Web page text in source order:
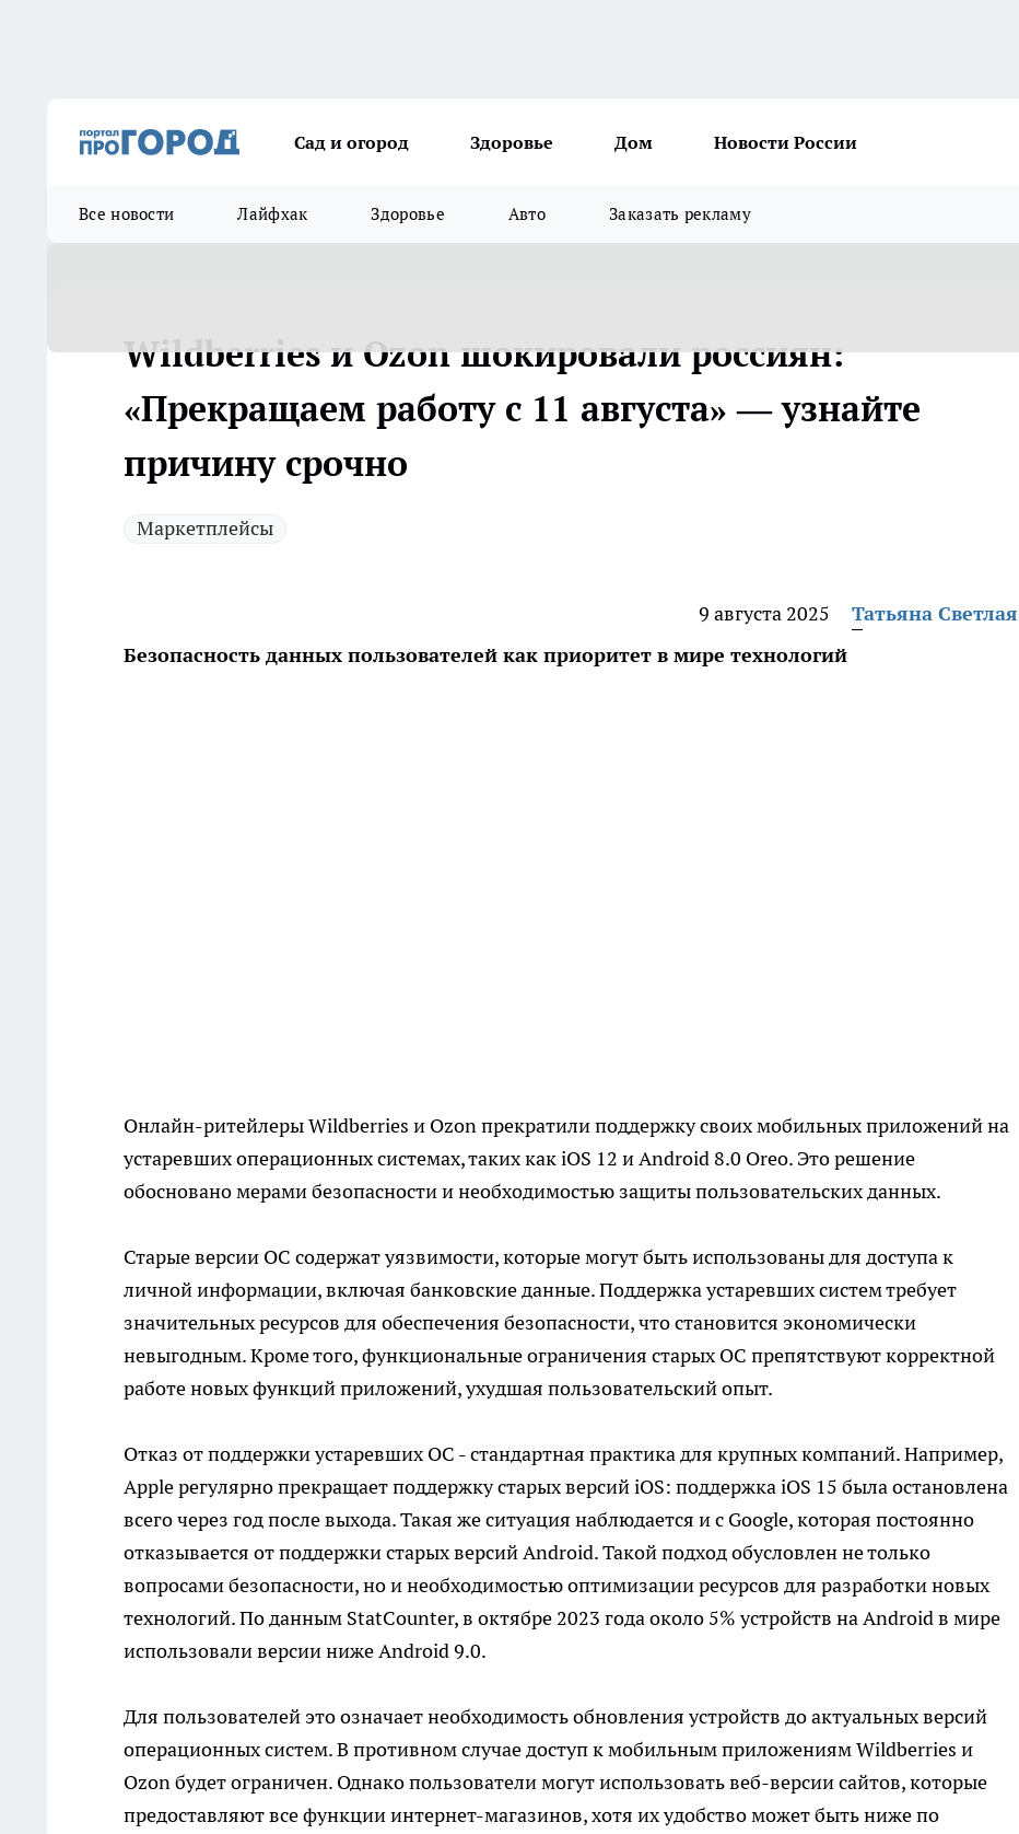
Сад и огород Здоровье Дом Новости России
Все новости Лайфхак Здоровье Авто Заказать рекламу
Wildberries и Ozon шокировали россиян:
«Прекращаем работу с 11 августа» — узнайте
причину срочно
Маркетплейсы
9 августа 2025
Татьяна Светлая
Безопасность данных пользователей как приоритет в мире технологий
Онлайн-ритейлеры Wildberries и Ozon прекратили поддержку своих мобильных приложений на
устаревших операционных системах, таких как iOS 12 и Android 8.0 Oreo. Это решение
обосновано мерами безопасности и необходимостью защиты пользовательских данных.
Старые версии ОС содержат уязвимости, которые могут быть использованы для доступа к
личной информации, включая банковские данные. Поддержка устаревших систем требует
значительных ресурсов для обеспечения безопасности, что становится экономически
невыгодным. Кроме того, функциональные ограничения старых ОС препятствуют корректной
работе новых функций приложений, ухудшая пользовательский опыт.
Отказ от поддержки устаревших ОС - стандартная практика для крупных компаний. Например,
Apple регулярно прекращает поддержку старых версий iOS: поддержка iOS 15 была остановлена
всего через год после выхода. Такая же ситуация наблюдается и с Google, которая постоянно
отказывается от поддержки старых версий Android. Такой подход обусловлен не только
вопросами безопасности, но и необходимостью оптимизации ресурсов для разработки новых
технологий. По данным StatCounter, в октябре 2023 года около 5% устройств на Android в мире
использовали версии ниже Android 9.0.
Для пользователей это означает необходимость обновления устройств до актуальных версий
операционных систем. В противном случае доступ к мобильным приложениям Wildberries и
Ozon будет ограничен. Однако пользователи могут использовать веб-версии сайтов, которые
предоставляют все функции интернет-магазинов, хотя их удобство может быть ниже по